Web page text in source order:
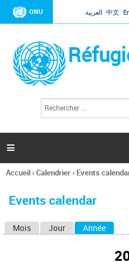
Jump to
ONU العربية 中文
l
c
h
e

Vous
ici
Accueil›Calendrier› Events
Events calendar
Mois Jour Année